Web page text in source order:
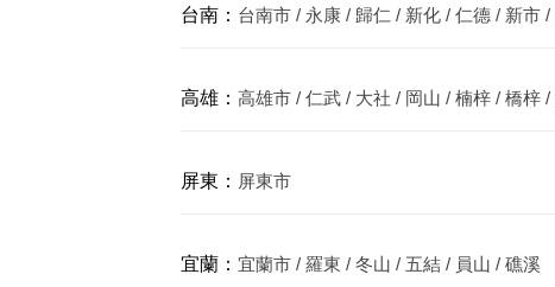
台南： 台南市 / 永康 / 歸仁 / 新化 / 仁德 / 新市
高雄： 高雄市 / 仁武 / 大社 / 岡山 / 楠梓 / 橋梓
屏東： 屏東市
宜蘭： 宜蘭市 / 羅東 / 冬山 / 五結 / 員山 / 礁溪